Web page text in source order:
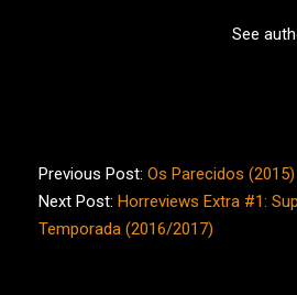
See
06-
21
Previous Post: Os Parecidos (2015)
Next Post: Horreviews Extra #1:
Temporada (2016/2017)